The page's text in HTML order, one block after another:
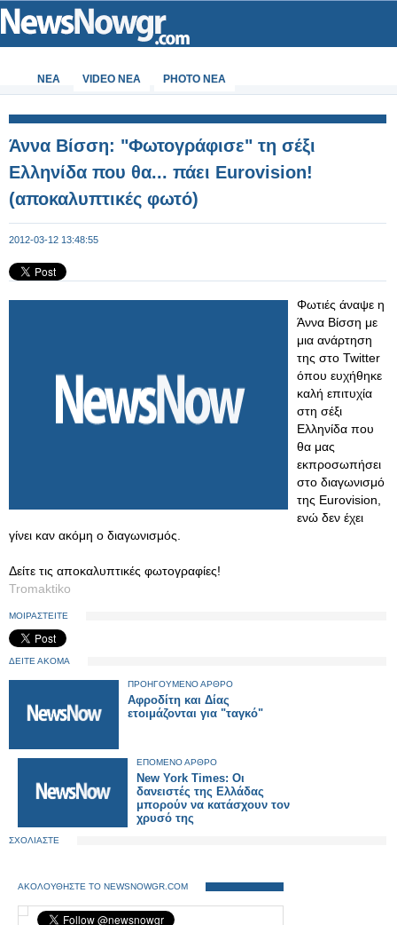
ΝΕΑ VIDEO NEA PHOTO NEA
Άννα Βίσση: "Φωτογράφισε" τη σέξι
Ελληνίδα που θα... πάει Eurovision!
(αποκαλυπτικές φωτό)
2012-03-12 13:48:55
Φωτιές άναψε η
Άννα Βίσση με
μια ανάρτηση
της στο Twitter
όπου ευχήθηκε
καλή επιτυχία
στη σέξι
Ελληνίδα που
θα μας
εκπροσωπήσει
στο διαγωνισμό
της Eurovision,
ενώ δεν έχει
γίνει καν ακόμη ο διαγωνισμός.
Δείτε τις αποκαλυπτικές φωτογραφίες!
Tromaktiko
ΜΟΙΡΑΣΤΕΙΤΕ
ΔΕΙΤΕ ΑΚΟΜΑ
ΠΡΟΗΓΟΥΜΕΝΟ ΑΡΘΡΟ
Αφροδίτη και Δίας
ετοιμάζονται για "ταγκό"
ΕΠΟΜΕΝΟ ΑΡΘΡΟ
New York Times: Οι
δανειστές της Ελλάδας
μπορούν να κατάσχουν τον
χρυσό της
ΣΧΟΛΙΑΣΤΕ
ΑΚΟΛΟΥΘΗΣΤΕ ΤΟ NEWSNOWGR.COM